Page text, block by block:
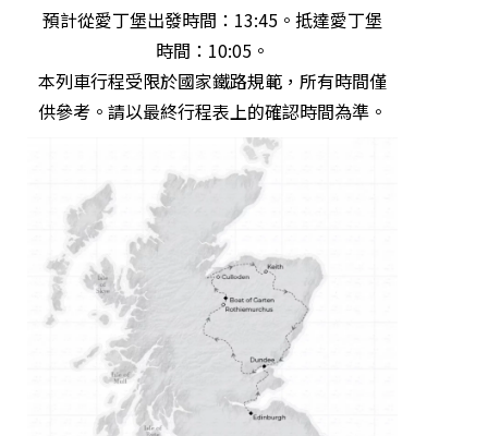
預計從愛丁堡出發時間：13:45。抵達愛丁堡
時間：10:05。
本列車行程受限於國家鐵路規範，所有時間僅
供參考。請以最終行程表上的確認時間為準。